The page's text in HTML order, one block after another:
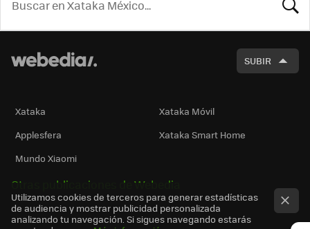
SUBIR
Xataka
Xataka Móvil
Applesfera
Xataka Smart Home
Mundo Xiaomi
Otras publicaciones de Webedia
Utilizamos cookies de terceros para generar estadísticas
de audiencia y mostrar publicidad personalizada
analizando tu navegación. Si sigues navegando estarás